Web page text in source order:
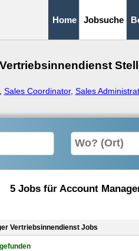
Home Jobsuche
Sales Coordinator, Sales
5 Jobs für Account
Vertriebsinnendienst Jobs